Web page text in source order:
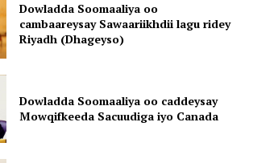
Dowladda Soomaaliya oo
cambaareysay Sawaariikhdii lagu ridey
Riyadh (Dhageyso)
Dowladda Soomaaliya oo caddeysay
Mowqifkeeda Sacuudiga iyo Canada